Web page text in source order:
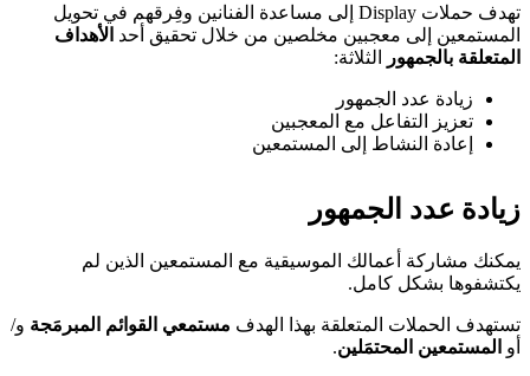
تهدف حملات Display إلى مساعدة الفنانين وفِرقهم في تحويل
المستمعين إلى معجبين مخلصين من خلال تحقيق أحد الأهداف
المتعلقة بالجمهور
الثلاثة:
زيادة عدد الجمهور
تعزيز التفاعل مع المعجبين
إعادة النشاط إلى المستمعين
زيادة عدد الجمهور
يمكنك مشاركة أعمالك الموسيقية مع المستمعين الذين لم
يكتشفوها بشكل كامل.
تستهدف الحملات المتعلقة بهذا الهدف مستمعي القوائم المبرمَجة و/
أو المستمعين المحتمَلين.